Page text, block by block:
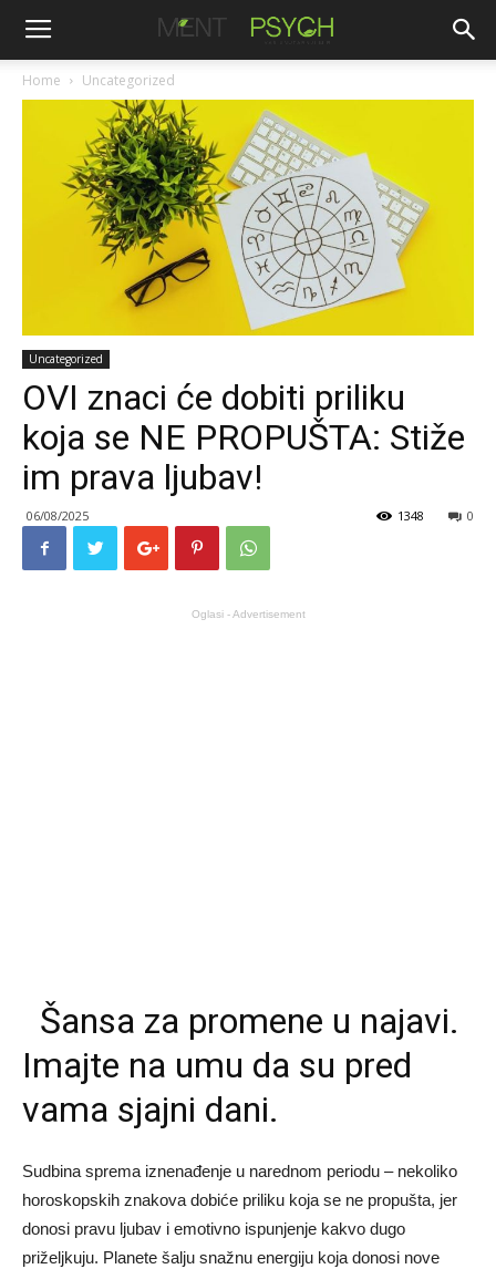
Home Uncategorized
Uncategorized
OVI znaci će dobiti priliku
koja se NE PROPUŠTA: Stiže
im prava ljubav!
06/08/2025 0
1348
Oglasi - Advertisement
Šansa za promene u najavi.
Imajte na umu da su pred
vama sjajni dani.
Sudbina sprema iznenađenje u narednom periodu – nekoliko
horoskopskih znakova dobiće priliku koja se ne propušta, jer
donosi pravu ljubav i emotivno ispunjenje kakvo dugo
priželjkuju. Planete šalju snažnu energiju koja donosi nove